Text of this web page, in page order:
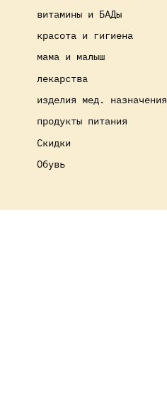
витамины и БАДы
красота и гигиена
мама и малыш
лекарства
изделия мед. назначения
продукты питания
Скидки
Обувь